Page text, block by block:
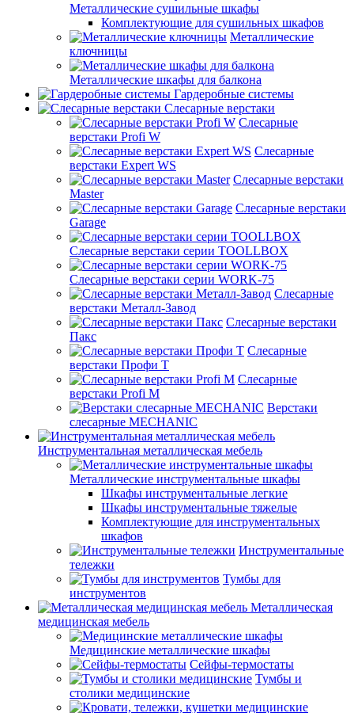
Металлические сушильные шкафы
Комплектующие для сушильных шкафов
Металлические
ключницы
Металлические шкафы для балкона
Гардеробные системы
Слесарные верстаки
Слесарные
верстаки Profi W
Слесарные
верстаки Expert WS
Слесарные верстаки
Master
Слесарные верстаки
Garage
Слесарные верстаки серии TOOLLBOX
Слесарные верстаки серии WORK-75
Слесарные
верстаки Металл-Завод
Слесарные верстаки
Пакс
Слесарные
верстаки Профи Т
Слесарные
верстаки Profi M
Верстаки
слесарные MECHANIC
Инструментальная металлическая мебель
Металлические инструментальные шкафы
Шкафы инструментальные легкие
Шкафы инструментальные тяжелые
Комплектующие для инструментальных
шкафов
Инструментальные
тележки
Тумбы для
инструментов
Металлическая
медицинская мебель
Медицинские металлические шкафы
Сейфы-термостаты
Тумбы и
столики медицинские